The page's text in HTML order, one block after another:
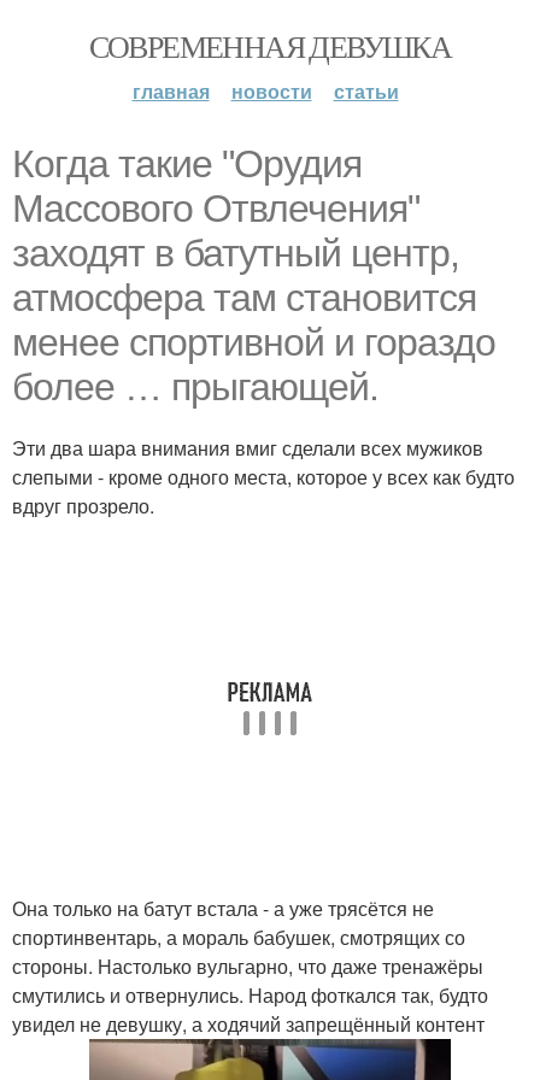
СОВРЕМЕННАЯ ДЕВУШКА
главная новости статьи
Когда такие "Орудия
Массового Отвлечения"
заходят в батутный центр,
атмосфера там становится
менее спортивной и гораздо
более … прыгающей.
Эти два шара внимания вмиг сделали всех мужиков
слепыми - кроме одного места, которое у всех как будто
вдруг прозрело.
Она только на батут встала - а уже трясётся не
спортинвентарь, а мораль бабушек, смотрящих со
стороны. Настолько вульгарно, что даже тренажёры
смутились и отвернулись. Народ фоткался так, будто
увидел не девушку, а ходячий запрещённый контент